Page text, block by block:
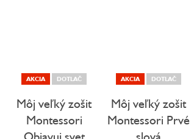
AKCIA DOTLAČ
Môj veľký zošit
Montessori
AKCIA DOTLAČ
Môj veľký zošit
Montessori Prvé